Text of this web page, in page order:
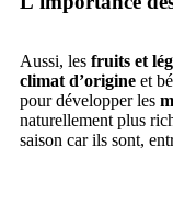
Aussi, les fruits et
climat d’origine et
pour développer les
naturellement plus
saison car ils sont,